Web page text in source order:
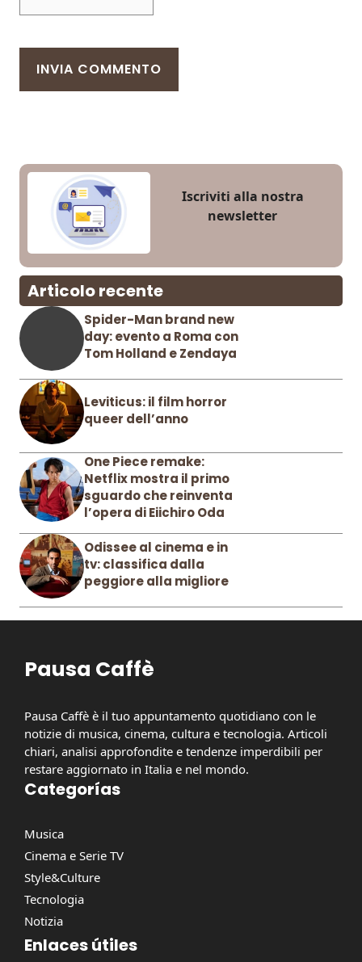
Iscriviti alla nostra
newsletter
Articolo recente
Spider-Man brand new
day: evento a Roma con
Tom Holland e Zendaya
Leviticus: il film horror
queer dell’anno
One Piece remake:
Netflix mostra il primo
sguardo che reinventa
l’opera di Eiichiro Oda
Odissee al cinema e in
tv: classifica dalla
peggiore alla migliore
Pausa Caffè
Pausa Caffè è il tuo appuntamento quotidiano con le
notizie di musica, cinema, cultura e tecnologia. Articoli
chiari, analisi approfondite e tendenze imperdibili per
restare aggiornato in Italia e nel mondo.
Categorías
Musica
Cinema e Serie TV
Style&Culture
Tecnologia
Notizia
Enlaces útiles